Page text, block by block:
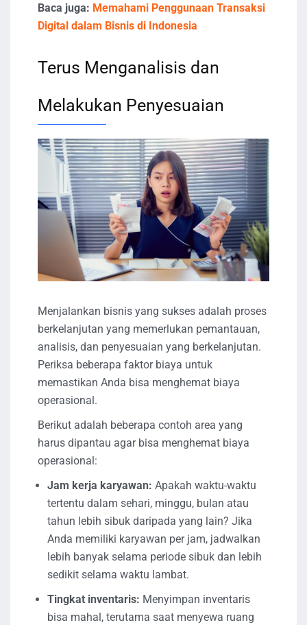
Baca juga: Memahami Penggunaan Transaksi
Digital dalam Bisnis di Indonesia
Terus Menganalisis dan
Melakukan Penyesuaian
Menjalankan bisnis yang sukses adalah proses
berkelanjutan yang memerlukan pemantauan,
analisis, dan penyesuaian yang berkelanjutan.
Periksa beberapa faktor biaya untuk
memastikan Anda bisa menghemat biaya
operasional.
Berikut adalah beberapa contoh area yang
harus dipantau agar bisa menghemat biaya
operasional:
Jam kerja karyawan: Apakah waktu-waktu
tertentu dalam sehari, minggu, bulan atau
tahun lebih sibuk daripada yang lain? Jika
Anda memiliki karyawan per jam, jadwalkan
lebih banyak selama periode sibuk dan lebih
sedikit selama waktu lambat.
Tingkat inventaris: Menyimpan inventaris
bisa mahal, terutama saat menyewa ruang